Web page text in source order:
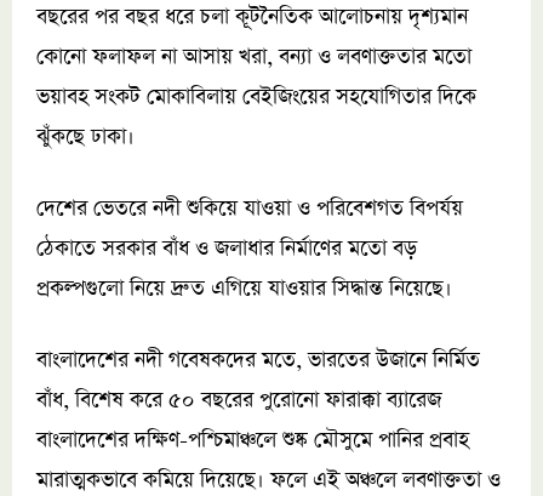
বছরের পর বছর ধরে চলা কূটনৈতিক আলোচনায় দৃশ্যমান
কোনো ফলাফল না আসায় খরা, বন্যা ও লবণাক্ততার মতো
ভয়াবহ সংকট মোকাবিলায় বেইজিংয়ের সহযোগিতার দিকে
ঝুঁকছে ঢাকা।
দেশের ভেতরে নদী শুকিয়ে যাওয়া ও পরিবেশগত বিপর্যয়
ঠেকাতে সরকার বাঁধ ও জলাধার নির্মাণের মতো বড়
প্রকল্পগুলো নিয়ে দ্রুত এগিয়ে যাওয়ার সিদ্ধান্ত নিয়েছে।
বাংলাদেশের নদী গবেষকদের মতে, ভারতের উজানে নির্মিত
বাঁধ, বিশেষ করে ৫০ বছরের পুরোনো ফারাক্কা ব্যারেজ
বাংলাদেশের দক্ষিণ-পশ্চিমাঞ্চলে শুষ্ক মৌসুমে পানির প্রবাহ
মারাত্মকভাবে কমিয়ে দিয়েছে। ফলে এই অঞ্চলে লবণাক্ততা ও